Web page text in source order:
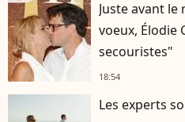
Juste avant
voeux, Élodie
secouristes"
18:54
Les experts